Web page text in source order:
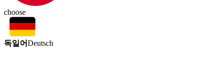
choose
독일어Deutsch